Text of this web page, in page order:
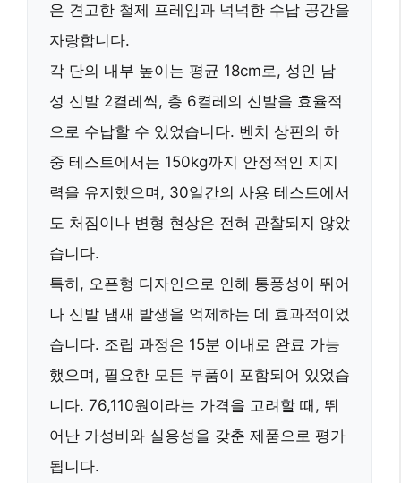
은 견고한 철제 프레임과 넉넉한 수납 공간을
자랑합니다.
각 단의 내부 높이는 평균 18cm로, 성인 남
성 신발 2켤레씩, 총 6켤레의 신발을 효율적
으로 수납할 수 있었습니다. 벤치 상판의 하
중 테스트에서는 150kg까지 안정적인 지지
력을 유지했으며, 30일간의 사용 테스트에서
도 처짐이나 변형 현상은 전혀 관찰되지 않았
습니다.
특히, 오픈형 디자인으로 인해 통풍성이 뛰어
나 신발 냄새 발생을 억제하는 데 효과적이었
습니다. 조립 과정은 15분 이내로 완료 가능
했으며, 필요한 모든 부품이 포함되어 있었습
니다. 76,110원이라는 가격을 고려할 때, 뛰
어난 가성비와 실용성을 갖춘 제품으로 평가
됩니다.